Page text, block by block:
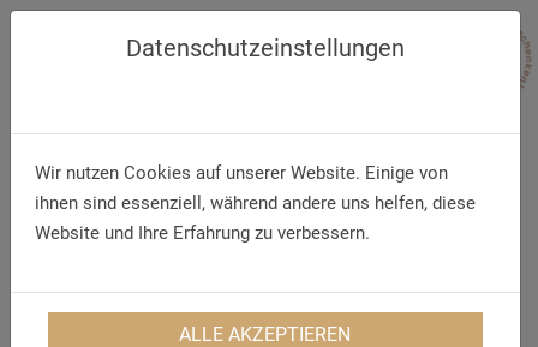
Datenschutzeinstellungen
Wir nutzen Cookies auf unserer Website. Einige von
ihnen sind essenziell, während andere uns helfen, diese
Website und Ihre Erfahrung zu verbessern.
ALLE AKZEPTIEREN